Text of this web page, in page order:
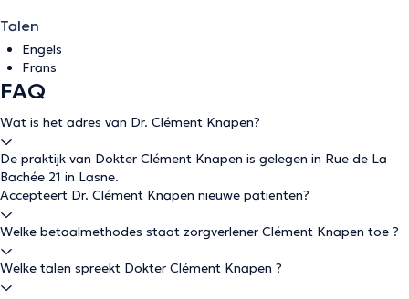
Talen
Engels
Frans
FAQ
Wat is het adres van Dr. Clément Knapen?
De praktijk van Dokter Clément Knapen is gelegen in Rue de La
Bachée 21 in Lasne.
Accepteert Dr. Clément Knapen nieuwe patiënten?
Welke betaalmethodes staat zorgverlener Clément Knapen toe ?
Welke talen spreekt Dokter Clément Knapen ?